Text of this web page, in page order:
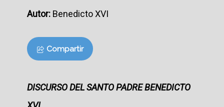
Autor: Benedicto XVI
Compartir
DISCURSO DEL SANTO PADRE BENEDICTO